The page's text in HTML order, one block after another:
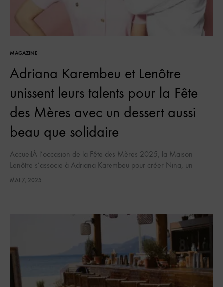
MAGAZINE
Adriana Karembeu et Lenôtre
unissent leurs talents pour la Fête
des Mères avec un dessert aussi
beau que solidaire
AccueilÀ l’occasion de la Fête des Mères 2025, la Maison
Lenôtre s’associe à Adriana Karembeu pour créer Nina, un
entremets fleuri et poétique, hommage à l’amour maternel… et à
MAI 7, 2025